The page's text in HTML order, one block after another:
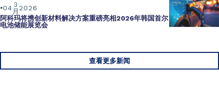
3
月
04 2026
阿科玛将携创新材料解决方案重磅亮相2026年韩国首尔
电池储能展览会
查看更多新闻